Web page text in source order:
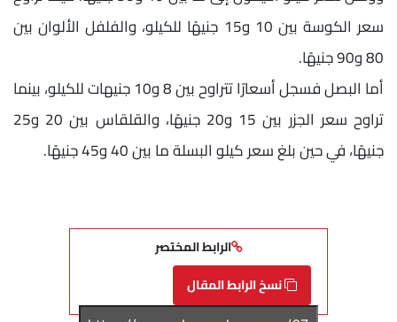
سعر الكوسة بين 10 و15 جنيهًا للكيلو، والفلفل الألوان بين
80 و90 جنيهًا.
أما البصل فسجل أسعارًا تتراوح بين 8 و10 جنيهات للكيلو، بينما
تراوح سعر الجزر بين 15 و20 جنيهًا، والقلقاس بين 20 و25
جنيهًا، في حين بلغ سعر كيلو البسلة ما بين 40 و45 جنيهًا.
الرابط المختصر
نسخ الرابط المقال